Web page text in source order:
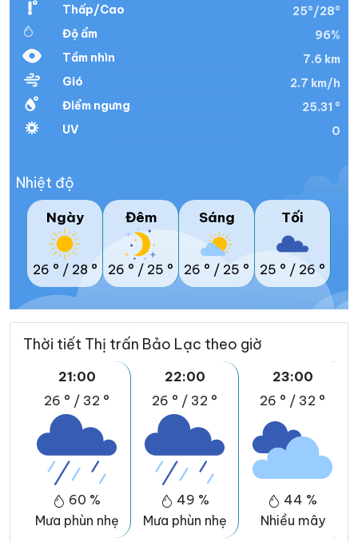
Thấp/Cao
25°/28°
Độ ẩm
96%
Tầm nhìn
7.6 km
Gió
2.7 km/h
Điểm ngưng
25.31 °
UV
0
Nhiệt độ
Ngày
26 ° / 28 °
Đêm
26 ° / 25 °
Sáng
26 ° / 25 °
Tối
25 ° / 26 °
Thời tiết Thị trấn Bảo Lạc theo giờ
21:00
26 ° / 32 °
60 %
Mưa phùn nhẹ
22:00
26 ° / 32 °
49 %
Mưa phùn nhẹ
23:00
26 ° / 32 °
44 %
Nhiều mây